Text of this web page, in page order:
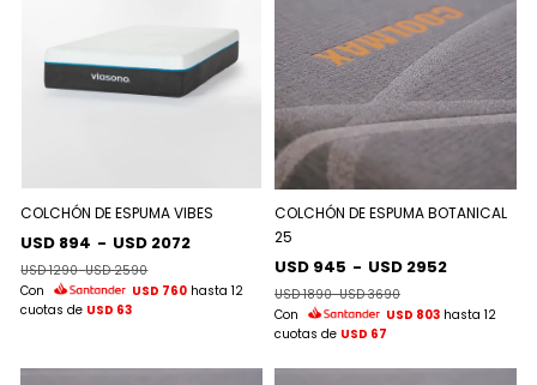
COLCHÓN DE ESPUMA VIBES
USD 894 - USD 2072
USD 1290-USD 2590
Con
USD 760 hasta 12
cuotas de USD 63
COLCHÓN DE ESPUMA BOTANICAL
25
USD 945 - USD 2952
USD 1890-USD 3690
Con
USD 803 hasta 12
cuotas de USD 67